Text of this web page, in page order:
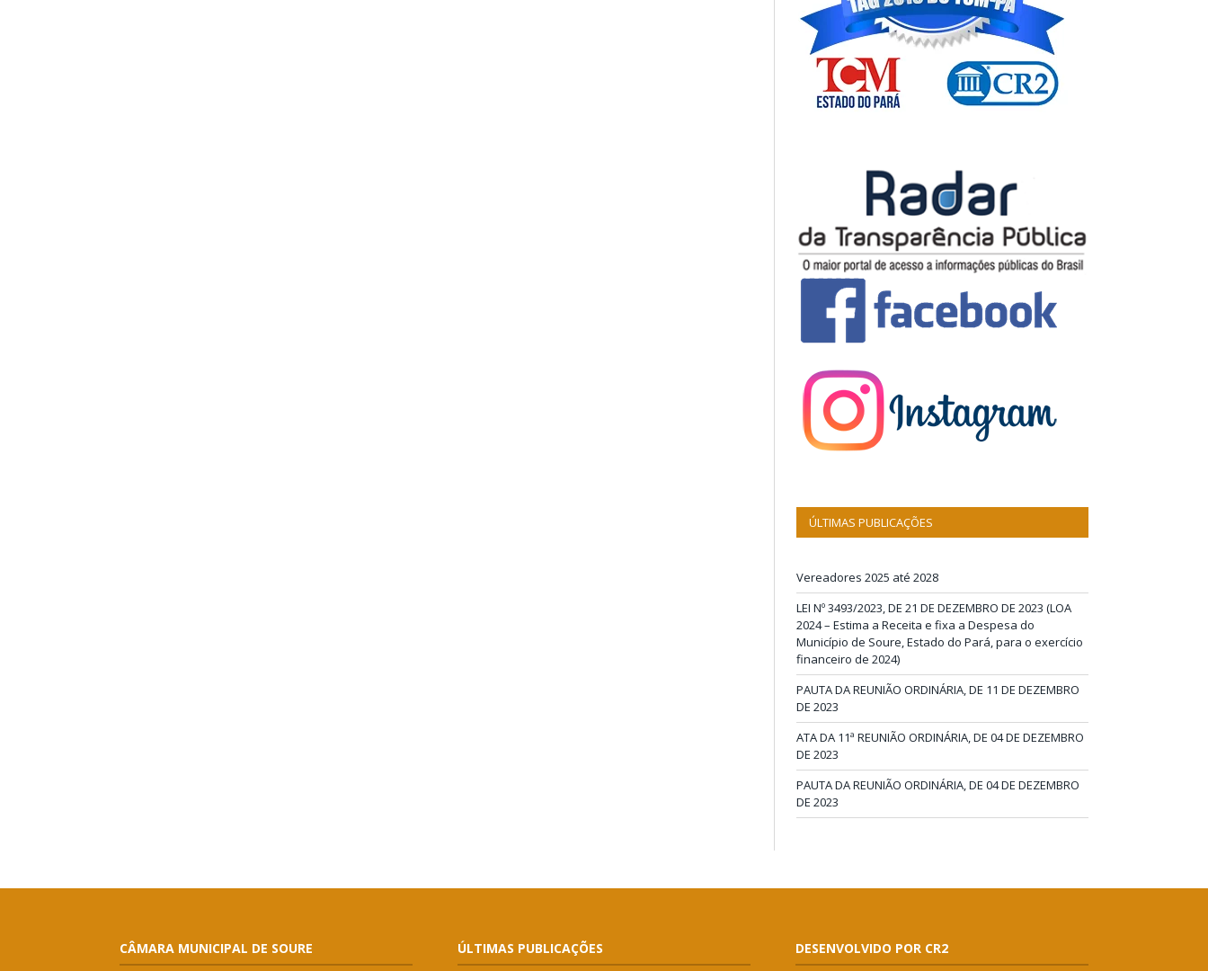
ÚLTIMAS PUBLICAÇÕES
Vereadores 2025 até 2028
LEI Nº 3493/2023, DE 21 DE DEZEMBRO DE 2023 (LOA
2024 – Estima a Receita e fixa a Despesa do
Município de Soure, Estado do Pará, para o exercício
financeiro de 2024)
PAUTA DA REUNIÃO ORDINÁRIA, DE 11 DE DEZEMBRO
DE 2023
ATA DA 11ª REUNIÃO ORDINÁRIA, DE 04 DE DEZEMBRO
DE 2023
PAUTA DA REUNIÃO ORDINÁRIA, DE 04 DE DEZEMBRO
DE 2023
CÂMARA MUNICIPAL DE SOURE ÚLTIMAS PUBLICAÇÕES DESENVOLVIDO POR CR2